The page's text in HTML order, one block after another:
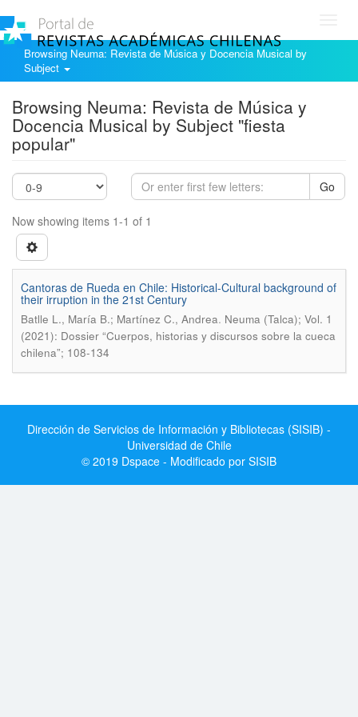
Browsing Neuma: Revista de Música y Docencia Musical by
Subject
Browsing Neuma: Revista de Música y
Docencia Musical by Subject "fiesta
popular"
Go
Now showing items 1-1 of 1
Cantoras de Rueda en Chile: Historical-Cultural background of
their irruption in the 21st Century
Batlle L., María B.; Martínez C., Andrea. Neuma (Talca); Vol. 1
(2021): Dossier “Cuerpos, historias y discursos sobre la cueca
chilena”; 108-134
Dirección de Servicios de Información y Bibliotecas (SISIB) -
Universidad de Chile
© 2019 Dspace - Modificado por SISIB